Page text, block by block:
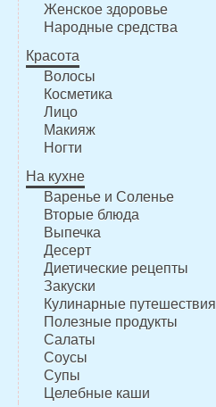
Женское здоровье
Народные средства
Красота
Волосы
Косметика
Лицо
Макияж
Ногти
На кухне
Варенье и Соленье
Вторые блюда
Выпечка
Десерт
Диетические рецепты
Закуски
Кулинарные путешествия
Полезные продукты
Салаты
Соусы
Супы
Целебные каши